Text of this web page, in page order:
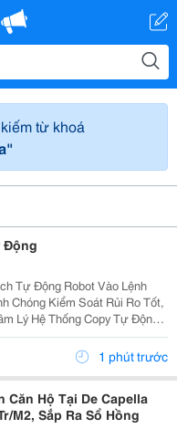
từ khoá
Động
Tự Động Robot Vào Lệnh
Chóng Kiểm Soát Rủi Ro Tốt,
Lý Hệ Thống Copy Tự Động
, Pasview Sẵn Có Chỉ Cần Ib
Thắc Mắc Cho Quý Nđt1 phút trước
Căn Hộ Tại De Capella
M2, Sắp Ra Sổ Hồng